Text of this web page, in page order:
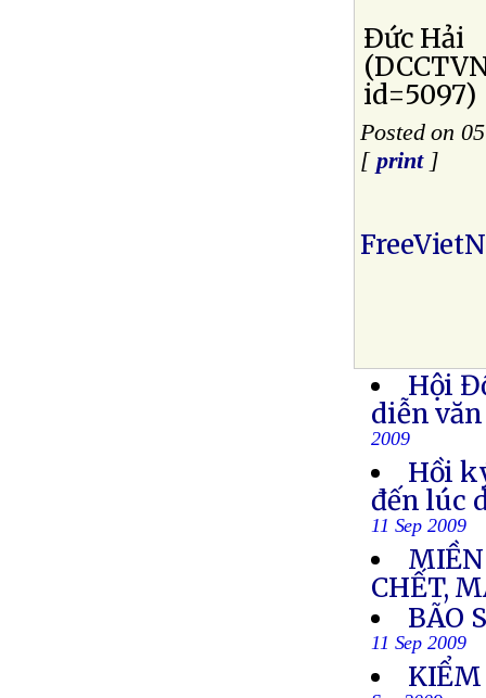
Ðức Hải
id=5097)
Posted on
[ print]
Hội
diễn
2009
Hồi
đến lúc
11 Sep 2009
MIỀN
CHẾT,
BÃO
11 Sep 2009